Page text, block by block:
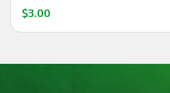
$3.00